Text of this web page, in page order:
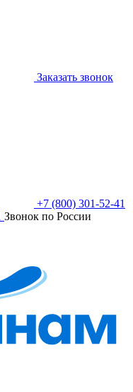
Заказать звонок
+7 (800) 301-52-41
Звонок по России